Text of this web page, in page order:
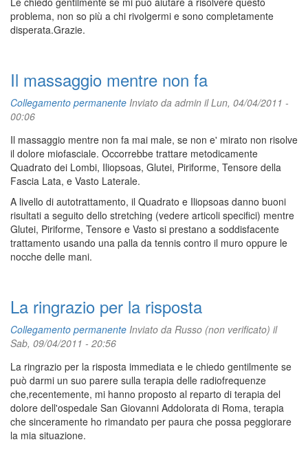
problema, non so più a chi rivolgermi e sono completamente
disperata.Grazie.
Il massaggio mentre non fa
Collegamento permanente Inviato da admin il Lun, 04/04/2011 -
00:06
Il massaggio mentre non fa mai male, se non e' mirato non risolve
il dolore miofasciale. Occorrebbe trattare metodicamente
Quadrato dei Lombi, Iliopsoas, Glutei, Piriforme, Tensore della
Fascia Lata, e Vasto Laterale.
A livello di autotrattamento, il Quadrato e Iliopsoas danno buoni
risultati a seguito dello stretching (vedere articoli specifici) mentre
Glutei, Piriforme, Tensore e Vasto si prestano a soddisfacente
trattamento usando una palla da tennis contro il muro oppure le
nocche delle mani.
La ringrazio per la risposta
Collegamento permanente Inviato da Russo (non verificato) il
Sab, 09/04/2011 - 20:56
La ringrazio per la risposta immediata e le chiedo gentilmente se
può darmi un suo parere sulla terapia delle radiofrequenze
che,recentemente, mi hanno proposto al reparto di terapia del
dolore dell'ospedale San Giovanni Addolorata di Roma, terapia
che sinceramente ho rimandato per paura che possa peggiorare
la mia situazione.